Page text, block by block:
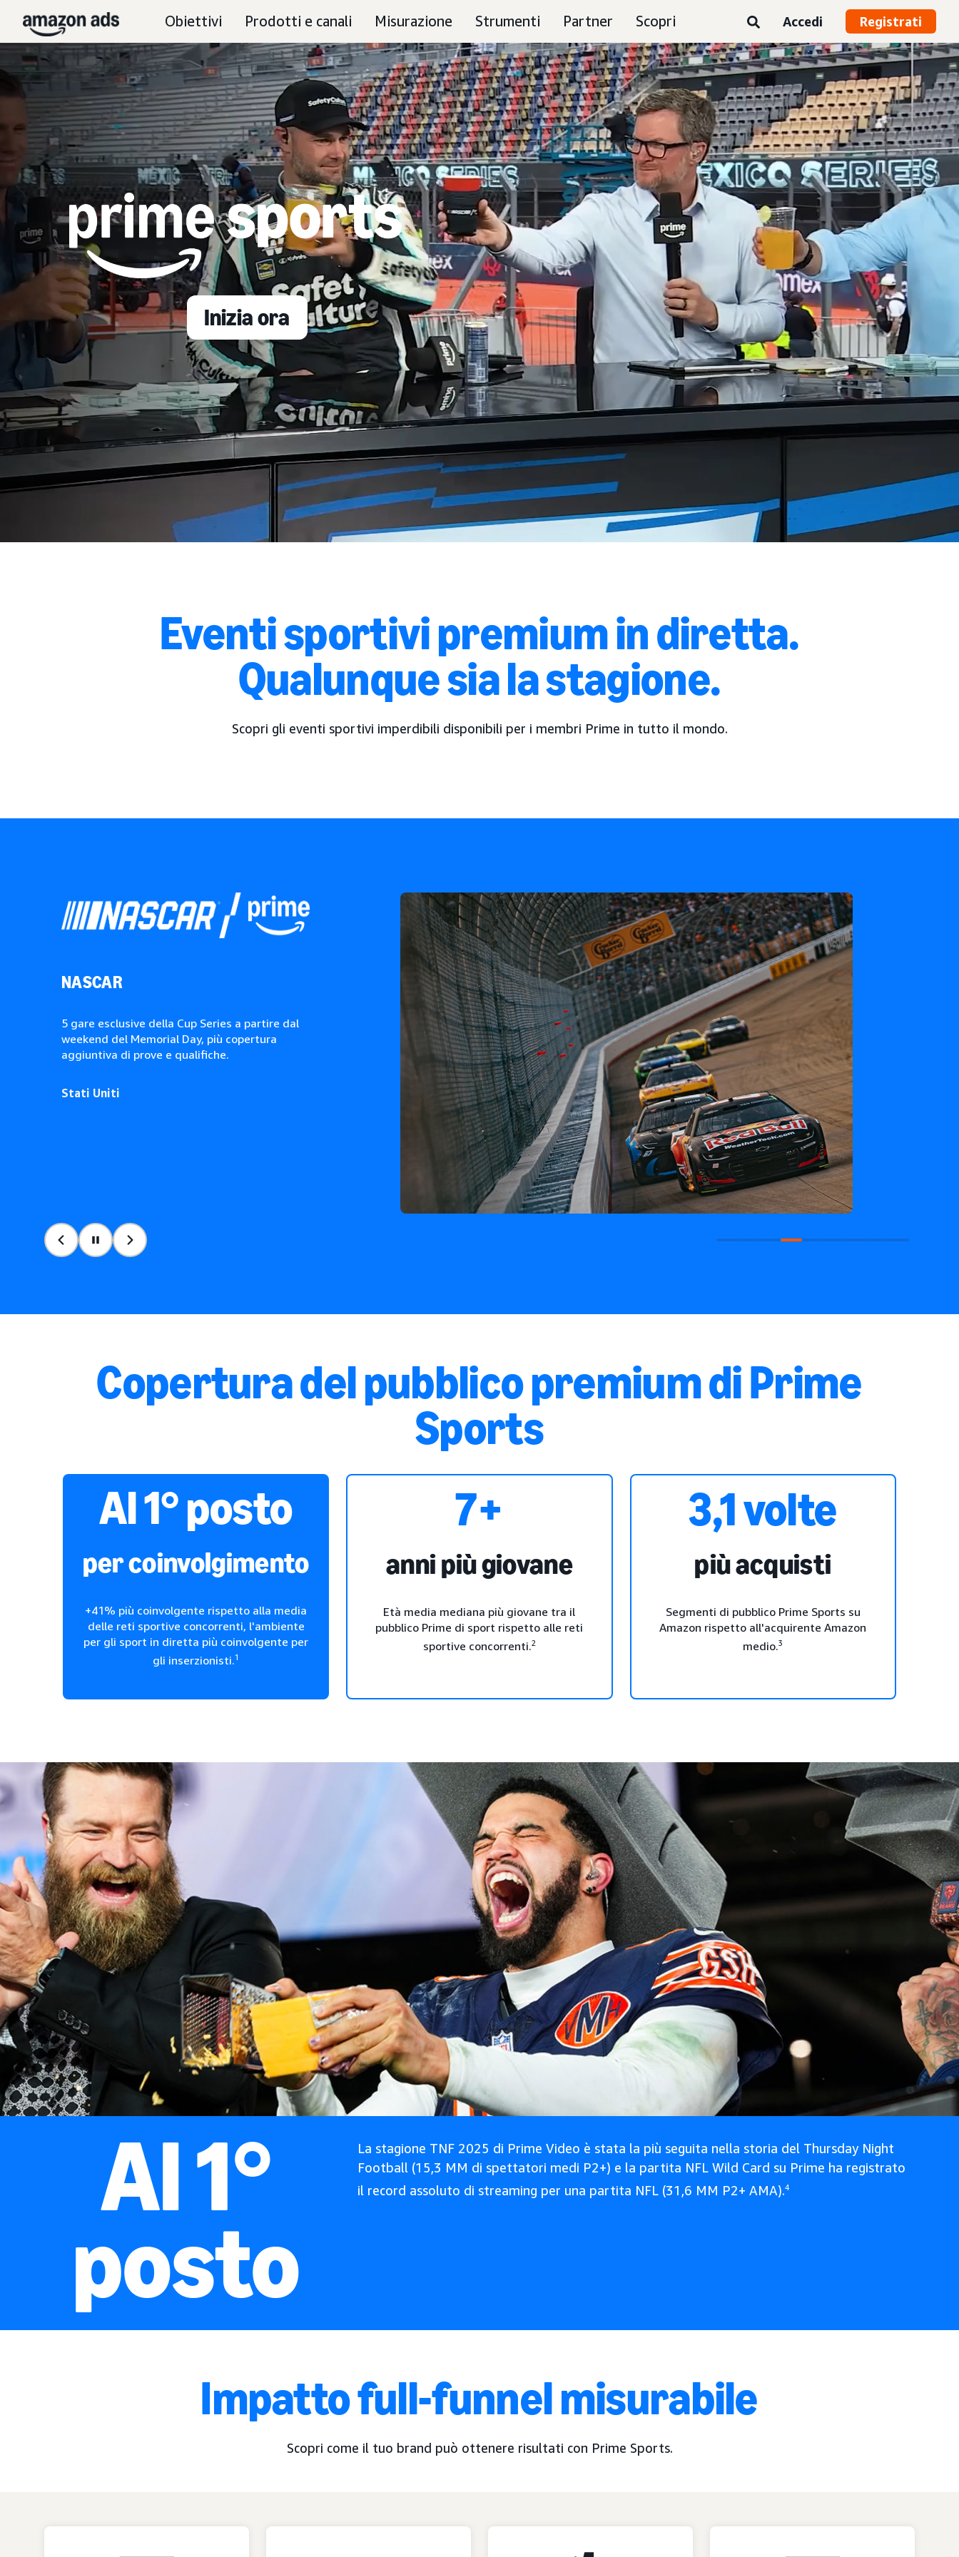
Obiettivi Prodotti e canali Misurazione Strumenti Partner Scopri Accedi Registrati
Inizia ora
Eventi sportivi premium in diretta.
Qualunque sia la stagione.
Scopri gli eventi sportivi imperdibili disponibili per i membri Prime in tutto il mondo.
NASCAR
5 gare esclusive della Cup Series a partire dal
weekend del Memorial Day, più copertura
aggiuntiva di prove e qualifiche.
Stati Uniti
Copertura del pubblico premium di Prime
Sports
Al 1° posto
per coinvolgimento
+41% più coinvolgente rispetto alla media
delle reti sportive concorrenti, l'ambiente
per gli sport in diretta più coinvolgente per
gli inserzionisti.1
7+
anni più giovane
Età media mediana più giovane tra il
pubblico Prime di sport rispetto alle reti
sportive concorrenti.2
3,1 volte
più acquisti
Segmenti di pubblico Prime Sports su
Amazon rispetto all'acquirente Amazon
medio.3
Al 1°
posto
La stagione TNF 2025 di Prime Video è stata la più seguita nella storia del Thursday Night
Football (15,3 MM di spettatori medi P2+) e la partita NFL Wild Card su Prime ha registrato
il record assoluto di streaming per una partita NFL (31,6 MM P2+ AMA).4
Impatto full-funnel misurabile
Scopri come il tuo brand può ottenere risultati con Prime Sports.